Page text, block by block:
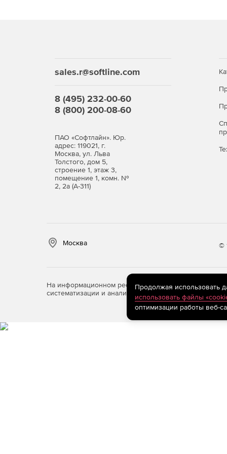
sales.r@softline.com
8 (495) 232-00-60
8 (800) 200-08-60
ПАО «Софтлайн». Юр.
адрес: 119021, г.
Москва, ул. Льва
Толстого, дом 5,
строение 1, этаж 3,
помещение 1, комн. №
2, 2а (А-311)
Москва ©
На информационном ресурсе store.softline.ru
систематизации и анализа сведений, относящихся
Продолжая использовать
использовать файлы
оптимизации работы веб-